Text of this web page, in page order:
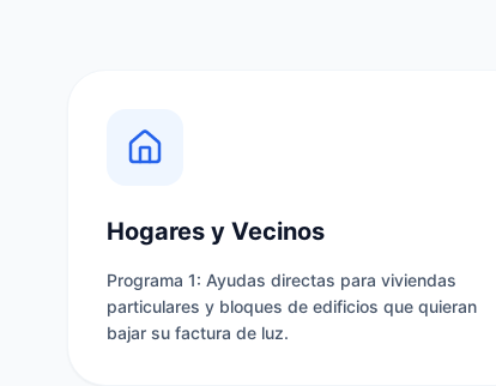
Hogares y Vecinos
Programa 1: Ayudas directas para viviendas
particulares y bloques de edificios que quieran
bajar su factura de luz.